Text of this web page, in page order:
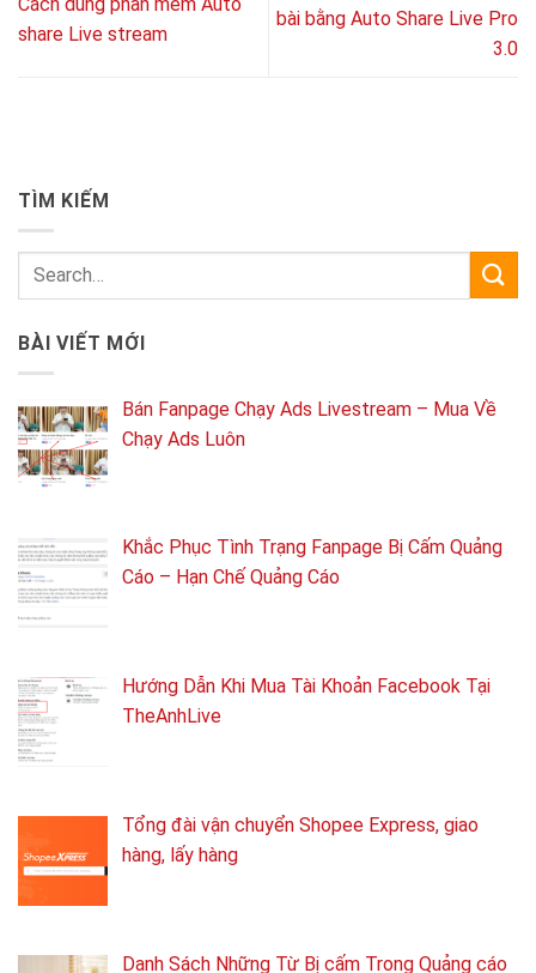
TÌM KIẾM
BÀI VIẾT MỚI
Bán Fanpage Chạy Ads Livestream – Mua Về
Chạy Ads Luôn
Khắc Phục Tình Trạng Fanpage Bị Cấm Quảng
Cáo – Hạn Chế Quảng Cáo
Hướng Dẫn Khi Mua Tài Khoản Facebook Tại
TheAnhLive
Tổng ​đài vận chuyển Shopee Express, giao
hàng, lấy hàng
Danh Sách Những Từ Bị cấm Trong Quảng cáo
share Live stream
bài bằng Auto Share Live Pro
3.0